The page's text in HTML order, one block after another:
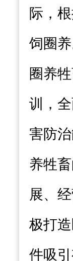
际，
饲圈
圈养
训，
害防
养牲
展、
极打
件吸